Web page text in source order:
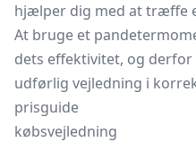
hjælper dig med at træffe
At bruge et
dets effektivitet, og
udførlig vejledning i
prisguide
købsvejledning